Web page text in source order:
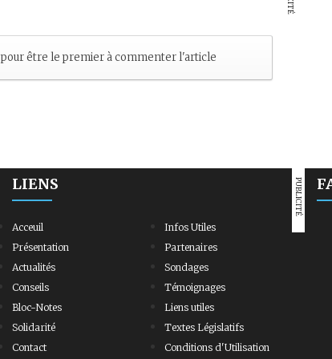
pour être le premier à commenter l'article
PUBLICITÉ
LIENS
Acceuil
Présentation
Actualités
Conseils
Bloc-Notes
Solidarité
Contact
Infos Utiles
Partenaires
Sondages
Témoignages
Liens utiles
Textes Législatifs
Conditions d'Utilisation